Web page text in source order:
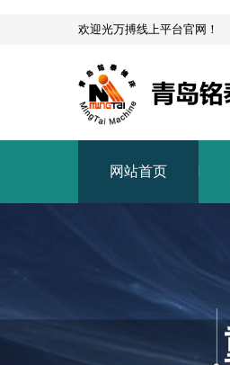
欢迎光万搏线上平台官网！
网站首页